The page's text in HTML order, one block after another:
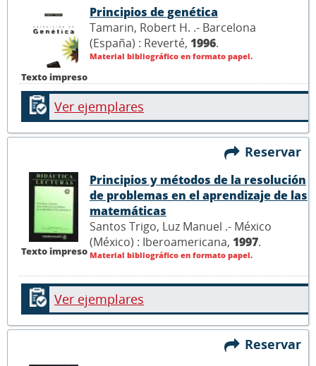
Texto impreso
Principios de genética
Tamarin, Robert H. .- Barcelona
(España) : Reverté, 1996.
Material bibliográfico en formato papel.
Ver ejemplares
Reservar
Texto impreso
Principios y métodos de la resolución
de problemas en el aprendizaje de las
matemáticas
Santos Trigo, Luz Manuel .- México
(México) : Iberoamericana, 1997.
Material bibliográfico en formato papel.
Ver ejemplares
Reservar